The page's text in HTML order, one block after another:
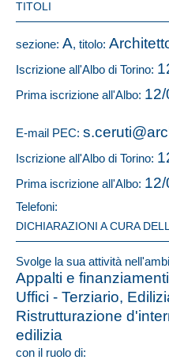
TITOLI
sezione: A, titolo:
Iscrizione all'Albo di Torino:
Prima iscrizione all'Albo:
E-mail PEC:
Iscrizione all'Albo di Torino:
Prima iscrizione all'Albo:
Telefoni:
DICHIARAZIONI A CURA
Svolge la sua attività
Appalti e
Uffici - Terziario,
Ristrutturazione
edilizia
con il ruolo di: